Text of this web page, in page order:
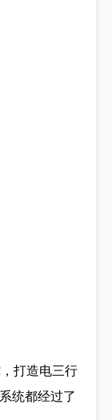
打造电三行
统都经过了